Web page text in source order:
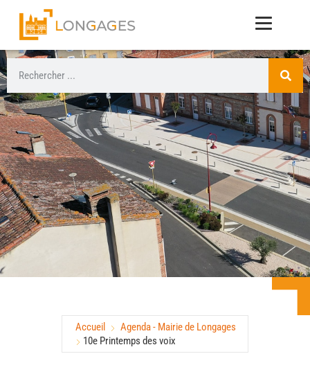
Accueil
Agenda - Mairie de Longages
10e Printemps des voix